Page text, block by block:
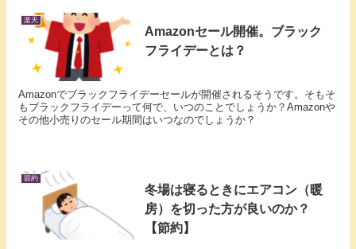
楽天
Amazonセール開催。ブラック
フライデーとは？
Amazonでブラックフライデーセールが開催されるそうです。そもそ
もブラックフライデーって何で、いつのことでしょうか？Amazonや
その他小売りのセール期間はいつなのでしょうか？
節約
冬場は寝るときにエアコン（暖
房）を切った方が良いのか？
【節約】